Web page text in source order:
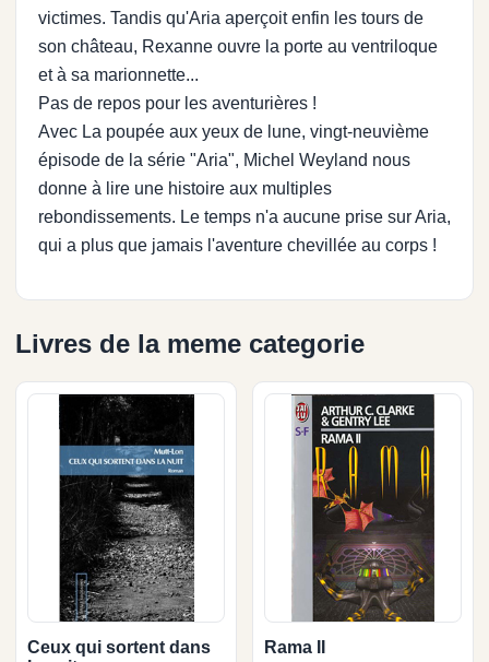
victimes. Tandis qu'Aria aperçoit enfin les tours de
son château, Rexanne ouvre la porte au ventriloque
et à sa marionnette...
Pas de repos pour les aventurières !
Avec La poupée aux yeux de lune, vingt-neuvième
épisode de la série "Aria", Michel Weyland nous
donne à lire une histoire aux multiples
rebondissements. Le temps n'a aucune prise sur Aria,
qui a plus que jamais l'aventure chevillée au corps !
Livres de la meme categorie
Ceux qui sortent dans
Rama II